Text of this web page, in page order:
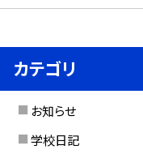
カテゴリ
お知らせ
学校日記